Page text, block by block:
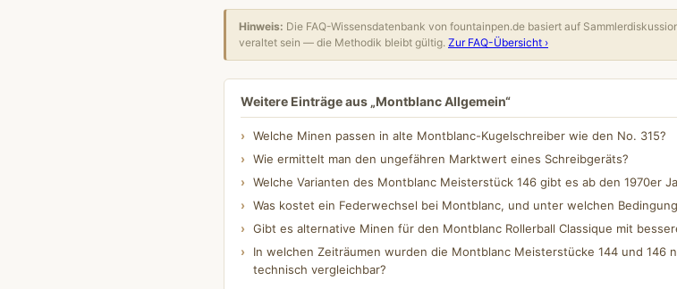
Hinweis: Die FAQ-Wissensdatenbank von fountainpen.de basiert auf
veraltet sein — die Methodik bleibt gültig. Zur FAQ-Übersicht ›
Weitere Einträge aus „Montblanc Allgemein“
Welche Minen passen in alte Montblanc-Kugelschreiber wie den No. 315?
Wie ermittelt man den ungefähren Marktwert eines Schreibgeräts?
Welche Varianten des Montblanc Meisterstück 146 gibt es ab den 1970er
Was kostet ein Federwechsel bei Montblanc, und unter welchen
Gibt es alternative Minen für den Montblanc Rollerball Classique mit
In welchen Zeiträumen wurden die Montblanc Meisterstücke 144 und 146
technisch vergleichbar?